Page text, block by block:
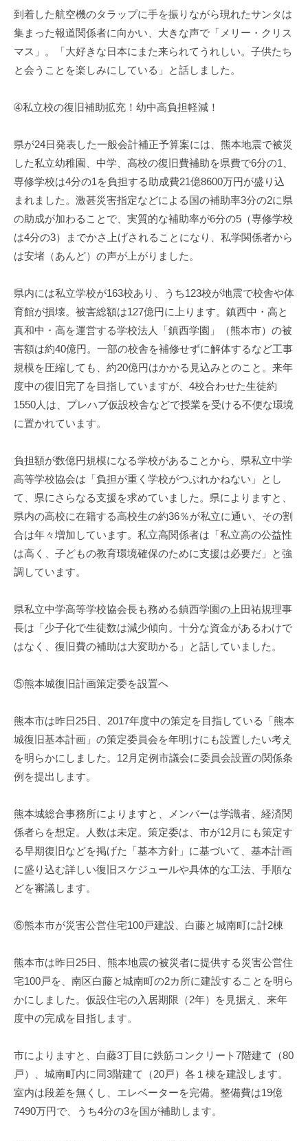
到着した航空機のタラップに手を振りながら現れたサンタは
集まった報道関係者に向かい、大きな声で「メリー・クリス
マス」。「大好きな日本にまた来られてうれしい。子供たち
と会うことを楽しみにしている」と話しました。
➃私立校の復旧補助拡充！幼中高負担軽減！
県が24日発表した一般会計補正予算案には、熊本地震で被災
した私立幼稚園、中学、高校の復旧費補助を県費で6分の1、
専修学校は4分の1を負担する助成費21億8600万円が盛り込
まれました。激甚災害指定などによる国の補助率3分の2に県
の助成が加わることで、実質的な補助率が6分の5（専修学校
は4分の3）までかさ上げされることになり、私学関係者から
は安堵（あんど）の声が上がりました。
県内には私立学校が163校あり、うち123校が地震で校舎や体
育館が損壊。被害総額は127億円に上ります。鎮西中・高と
真和中・高を運営する学校法人「鎮西学園」（熊本市）の被
害額は約40億円。一部の校舎を補修せずに解体するなど工事
規模を圧縮しても、約20億円はかかる見込みとのこと。来年
度中の復旧完了を目指していますが、4校合わせた生徒約
1550人は、プレハブ仮設校舎などで授業を受ける不便な環境
に置かれています。
負担額が数億円規模になる学校があることから、県私立中学
高等学校協会は「負担が重く学校がつぶれかねない」とし
て、県にさらなる支援を求めていました。県によりますと、
県内の高校に在籍する高校生の約36％が私立に通い、その割
合は年々増加しています。私立高関係者は「私立高の公益性
は高く、子どもの教育環境確保のために支援は必要だ」と強
調しています。
県私立中学高等学校協会長も務める鎮西学園の上田祐規理事
長は「少子化で生徒数は減少傾向。十分な資金があるわけで
はなく、復旧費の補助は大変助かる」と話していました。
⑤熊本城復旧計画策定委を設置へ
熊本市は昨日25日、2017年度中の策定を目指している「熊本
城復旧基本計画」の策定委員会を年明けにも設置したい考え
を明らかにしました。12月定例市議会に委員会設置の関係条
例を提出します。
熊本城総合事務所によりますと、メンバーは学識者、経済関
係者らを想定。人数は未定。策定委は、市が12月にも策定す
る早期復旧などを掲げた「基本方針」に基づいて、基本計画
に盛り込む詳しい復旧スケジュールや具体的な工法、手順な
どを審議します。
⑥熊本市が災害公営住宅100戸建設、白藤と城南町に計2棟
熊本市は昨日25日、熊本地震の被災者に提供する災害公営住
宅100戸を、南区白藤と城南町の2カ所に建設することを明ら
かにしました。仮設住宅の入居期限（2年）を見据え、来年
度中の完成を目指します。
市によりますと、白藤3丁目に鉄筋コンクリート7階建て（80
戸）、城南町内に同3階建て（20戸）各１棟を建設します。
室内は段差を無くし、エレベーターを完備。整備費は19億
7490万円で、うち4分の3を国が補助します。